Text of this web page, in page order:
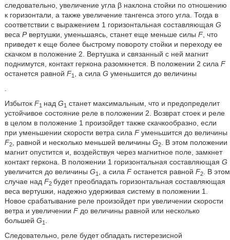
следовательно, увеличение угла β наклона стойки по отношению
к горизонтали, а также увеличение тангенса этого угла. Тогда в
соответствии с выражением 1 горизонтальная составляющая G
веса Рвертушки, уменьшаясь, станет еще меньше силы F, что
приведет к еще более быстрому повороту стойки и переходу ее
скачком в положение 2. Вертушка и связанный с ней магнит
поднимутся, контакт геркона разомкнется. В положении 2 сила F
останется равной F1 , а сила G уменьшится до величины
Избыток F1 над G1 станет максимальным, что и предопределит
устойчивое состояние реле в положении 2. Возврат стоек и реле
в целом в положение 1 произойдет также скачкообразно, если
при уменьшении скорости ветра сила Fуменьшится до величины
F2, равной и несколько меньшей величины G2. В этом положении
магнит опустится и, воздействуя через магнитное поле, замкнет
контакт геркона. В положении 1 горизонтальная составляющая G
увеличится до величины G1 , а сила Fостанется равной F2. В этом
случае над F2 будет преобладать горизонтальная составляющая
веса вертушки, надежно удерживая систему в положении 1.
Новое срабатывание реле произойдет при увеличении скорости
ветра и увеличении Fдо величины равной или несколько
большей G1
Следовательно, реле будет обладать гистерезисной